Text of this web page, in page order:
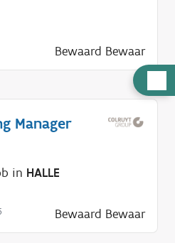
u
l
i
g
Bewaard Bewaar
Manager
in HALLE
Bewaard Bewaar